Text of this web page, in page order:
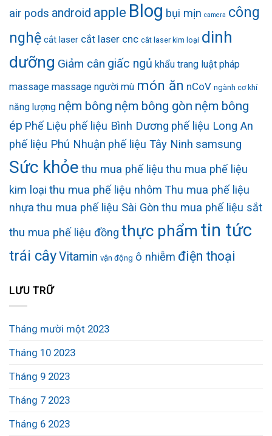
air pods android apple Blog bụi mịn camera công
nghệ cắt laser cắt laser cnc cắt laser kim loại dinh
dưỡng Giảm cân giấc ngủ khẩu trang luật pháp
massage massage người mù món ăn nCoV ngành cơ khí
năng lượng nệm bông nệm bông gòn nệm bông
ép Phế Liệu phế liệu Bình Dương phế liệu Long An
phế liệu Phú Nhuận phế liệu Tây Ninh samsung
Sức khỏe thu mua phế liệu thu mua phế liệu
kim loại thu mua phế liệu nhôm Thu mua phế liệu
nhựa thu mua phế liệu Sài Gòn thu mua phế liệu sắt
thu mua phế liệu đồng thực phẩm tin tức
trái câyVitamin vận động ô nhiễm điện thoại
LƯU TRỮ
Tháng mười một 2023
Tháng 10 2023
Tháng 9 2023
Tháng 7 2023
Tháng 6 2023